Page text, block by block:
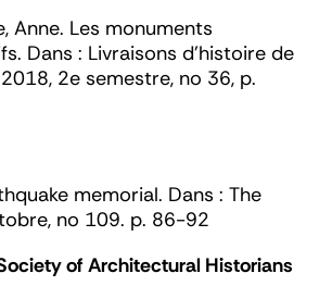
Anne. Les monuments
Dans : Livraisons d'histoire de
2e semestre, no 36, p.
memorial. Dans : The
no 109. p. 86-92
of Architectural Historians